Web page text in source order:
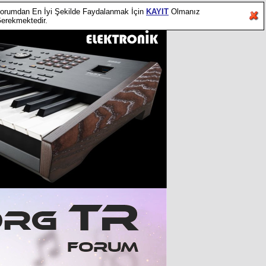
En İyi Şekilde Faydalanmak İçin KAYIT Olmanız